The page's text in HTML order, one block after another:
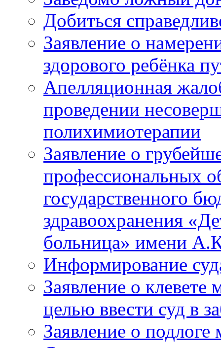
Добиться
Заявление о
здорового ребёнка
Апелляционная
проведении
полихимиотерапии
Заявление о
профессиональных
государственного
здравоохранения
больница» имени
Информирование
Заявление о клевете
целью ввести суд в
Заявление о